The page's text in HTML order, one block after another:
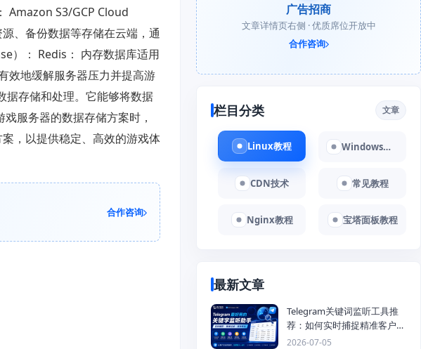
Amazon S3/GCP Cloud
、备份数据等存储在云端，通
）： Redis： 内存数据库适用
效地缓解服务器压力并提高游
据存储和处理。它能够将数据
服务器的数据存储方案时，
，以提供稳定、高效的游戏体
合作咨询
广告招商
文章详情页右侧 · 优质席位开放中
合作咨询
栏目分类 文章
Linux教程 Windows教程
CDN技术 常见教程
Nginx教程 宝塔面板教程
最新文章
Telegram关键词监听工具推
荐：如何实时捕捉精准客户，
提高获客效率？
2026-07-05